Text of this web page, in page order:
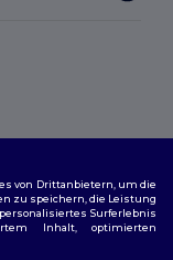
von Drittanbietern, um die
zu speichern, die Leistung
Surferlebnis
Inhalt, optimierten